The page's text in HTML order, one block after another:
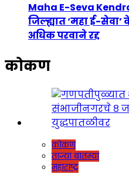
Maha E-Seva
जिल्ह्यात ‘महा ई-सेवा’
अधिक परवाने रद्द
कोकण
कोकण
ताज्या बातम्या
महाराष्ट्र